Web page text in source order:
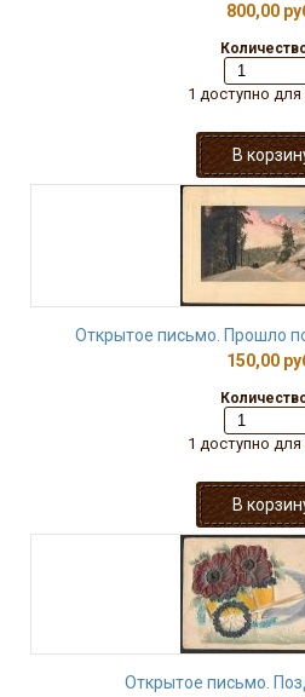
800,00
1 доступно для
Открытое письмо. Прошло
150,00
1 доступно для
Открытое письмо.